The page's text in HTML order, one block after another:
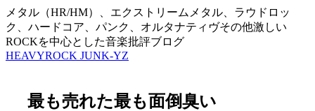
メタル（HR/HM）、エクストリームメタル、ラウドロッ
ク、ハードコア、パンク、オルタナティヴその他激しい
ROCKを中心とした音楽批評ブログ
HEAVYROCK JUNK-YZ
最も売れた最も面倒臭い